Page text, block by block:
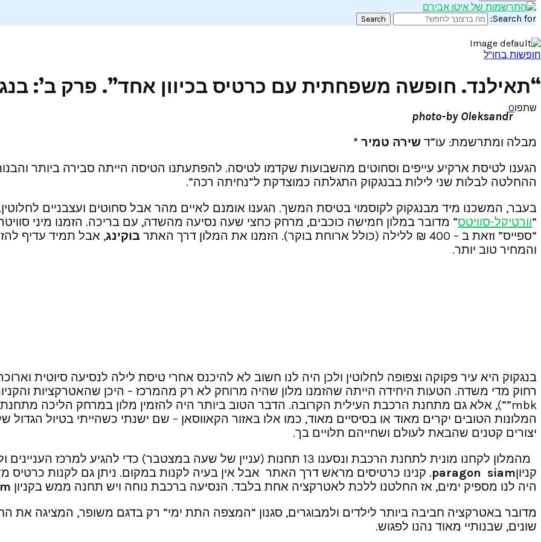
Search for:
Search
חופשות בחו"ל
“תאילנד. חופשה משפחתית עם כרטיס בכיוון אחד”. פרק ב’:
שתפו0
photo-by Oleksandr
מבלה ומתרשמת: עו”ד שירה טמיר *
הגענו לטיסת ארקיע עייפים וסחוטים מהשבועות שקדמו לטיסה. להפתעתנו הטיסה הייתה סבירה ביותר
ההחלטה לבלות שני לילות בבנגקוק התגלתה כמוצדקת ל”נחיתה רכה”.
“וורטיקל-סוויטס” מדובר במלון חמישה כוכבים, מרחק כחצי שעה נסיעה מהשדה, עם בריכה. הזמנו מיני
“ספייס” וזאת ב – 400 ₪ ללילה (כולל ארוחת בוקר). הזמנו את המלון דרך האתר
בוקינג, אבל תמיד עדיף
והמחיר טוב יותר.
בנגקוק היא עיר פקוקה וצפופה לחלוטין ולכן היה לנו חשוב לא להיכנס אחרי טיסת לילה לנסיעה סיוטית
המלונות הטובים יקרים מאוד או בסיסיים מאוד, כמו אלו באזור הקאווסאן – שם ישנתי כשהייתי בטיול
יצורים קטנים שהבאת לעולם ושחייהם תלויים בך.
מהמלון לקחנו מונית לתחנת הרכבת ונסענו 13 תחנות (עניין של שעה במצטבר) כדי להגיע למרכז העניינים ולאטרקציה המפורסמת “
קניון
paragon siam
. קנינו כרטיסים מראש דרך האתר אבל אין בעיה לקנות במקום. ניתן גם לקנות כרטיס
היה לנו מספיק ימים, אז החלטנו ללכת לאטרקציה אחת בלבד. הנסיעה ברכבת נוחה ויש תחנה ממש בקניון
מדובר באטרקציה חביבה ביותר לילדים ולמבוגרים, סגנון “המצפה התת ימי” רק בדגם משופר, המציגה את
שונים, שבנותיי מאוד נהנו לפגוש.